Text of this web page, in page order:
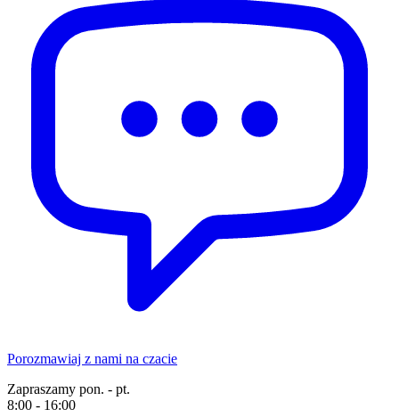
Porozmawiaj z nami na czacie
Zapraszamy pon. - pt.
8:00 - 16:00